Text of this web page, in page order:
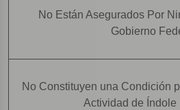
No Están Asegurados Por
Gobierno
No Constituyen una Condición
Actividad de Índole